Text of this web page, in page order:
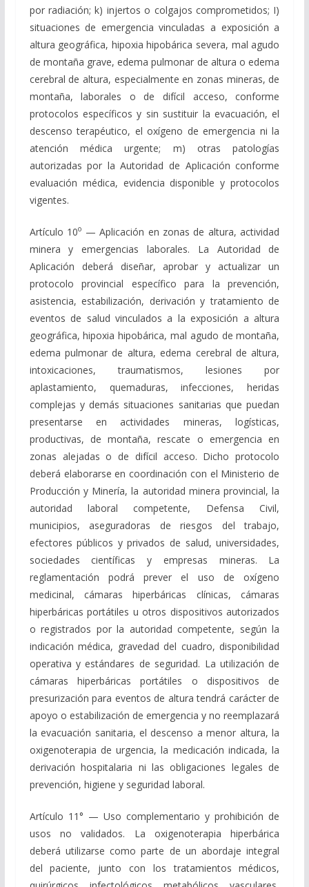
por radiación; k) injertos o colgajos comprometidos; I)
situaciones de emergencia vinculadas a exposición a
altura geográfica, hipoxia hipobárica severa, mal agudo
de montaña grave, edema pulmonar de altura o edema
cerebral de altura, especialmente en zonas mineras, de
montaña, laborales o de difícil acceso, conforme
protocolos específicos y sin sustituir la evacuación, el
descenso terapéutico, el oxígeno de emergencia ni la
atención médica urgente; m) otras patologías
autorizadas por la Autoridad de Aplicación conforme
evaluación médica, evidencia disponible y protocolos
vigentes.
Artículo 10o — Aplicación en zonas de altura, actividad
minera y emergencias laborales. La Autoridad de
Aplicación deberá diseñar, aprobar y actualizar un
protocolo provincial específico para la prevención,
asistencia, estabilización, derivación y tratamiento de
eventos de salud vinculados a la exposición a altura
geográfica, hipoxia hipobárica, mal agudo de montaña,
edema pulmonar de altura, edema cerebral de altura,
intoxicaciones, traumatismos, lesiones por
aplastamiento, quemaduras, infecciones, heridas
complejas y demás situaciones sanitarias que puedan
presentarse en actividades mineras, logísticas,
productivas, de montaña, rescate o emergencia en
zonas alejadas o de difícil acceso. Dicho protocolo
deberá elaborarse en coordinación con el Ministerio de
Producción y Minería, la autoridad minera provincial, la
autoridad laboral competente, Defensa Civil,
municipios, aseguradoras de riesgos del trabajo,
efectores públicos y privados de salud, universidades,
sociedades científicas y empresas mineras. La
reglamentación podrá prever el uso de oxígeno
medicinal, cámaras hiperbáricas clínicas, cámaras
hiperbáricas portátiles u otros dispositivos autorizados
o registrados por la autoridad competente, según la
indicación médica, gravedad del cuadro, disponibilidad
operativa y estándares de seguridad. La utilización de
cámaras hiperbáricas portátiles o dispositivos de
presurización para eventos de altura tendrá carácter de
apoyo o estabilización de emergencia y no reemplazará
la evacuación sanitaria, el descenso a menor altura, la
oxigenoterapia de urgencia, la medicación indicada, la
derivación hospitalaria ni las obligaciones legales de
prevención, higiene y seguridad laboral.
Artículo 11° — Uso complementario y prohibición de
usos no validados. La oxigenoterapia hiperbárica
deberá utilizarse como parte de un abordaje integral
del paciente, junto con los tratamientos médicos,